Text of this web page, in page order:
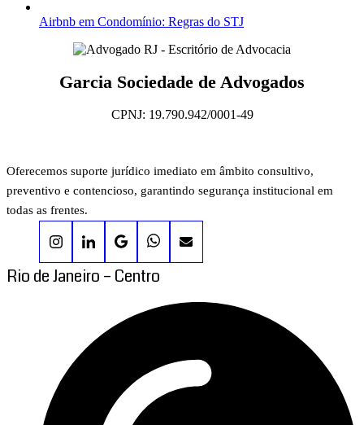
Airbnb em Condomínio: Regras do STJ
Garcia Sociedade de Advogados
CPNJ: 19.790.942/0001-49
Oferecemos suporte jurídico imediato em âmbito consultivo,
preventivo e contencioso, garantindo segurança institucional em
todas as frentes.
Rio de Janeiro – Centro